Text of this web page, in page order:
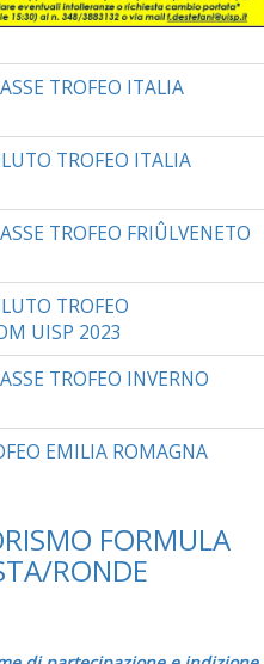
TROFEO ITALIA
TROFEO ITALIA
TROFEO FRIÛLVENETO
TROFEO
UISP 2023
TROFEO INVERNO
EMILIA ROMAGNA
FORMULA
RONDE